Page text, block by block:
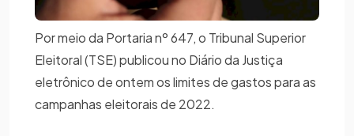
Por meio da Portaria nº 647, o Tribunal Superior
Eleitoral (TSE) publicou no Diário da Justiça
eletrônico de ontem os limites de gastos para as
campanhas eleitorais de 2022.